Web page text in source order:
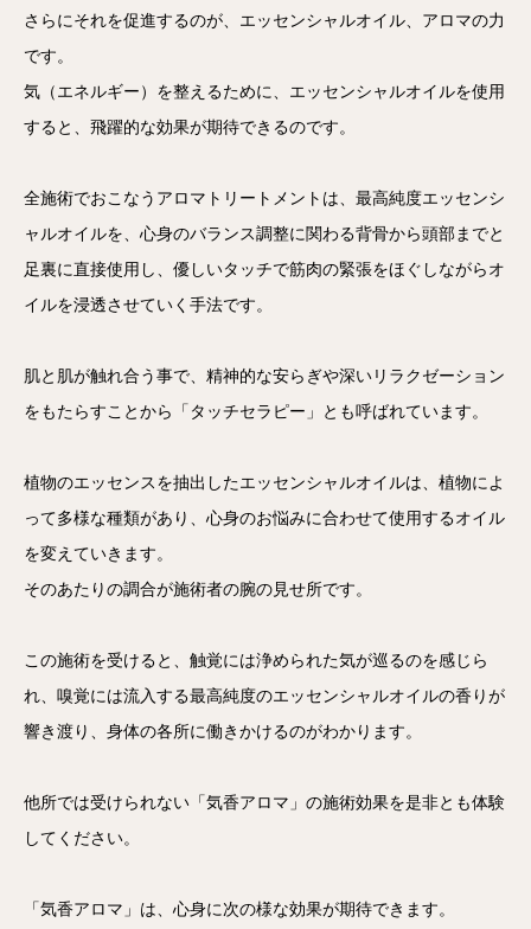
さらにそれを促進するのが、エッセンシャルオイル、アロマの力
です。
気（エネルギー）を整えるために、エッセンシャルオイルを使用
すると、飛躍的な効果が期待できるのです。
全施術でおこなうアロマトリートメントは、最高純度エッセンシ
ャルオイルを、心身のバランス調整に関わる背骨から頭部までと
足裏に直接使用し、優しいタッチで筋肉の緊張をほぐしながらオ
イルを浸透させていく手法です。
肌と肌が触れ合う事で、精神的な安らぎや深いリラクゼーション
をもたらすことから「タッチセラピー」とも呼ばれています。
植物のエッセンスを抽出したエッセンシャルオイルは、植物によ
って多様な種類があり、心身のお悩みに合わせて使用するオイル
を変えていきます。
そのあたりの調合が施術者の腕の見せ所です。
この施術を受けると、触覚には浄められた気が巡るのを感じら
れ、嗅覚には流入する最高純度のエッセンシャルオイルの香りが
響き渡り、身体の各所に働きかけるのがわかります。
他所では受けられない「気香アロマ」の施術効果を是非とも体験
してください。
「気香アロマ」は、心身に次の様な効果が期待できます。